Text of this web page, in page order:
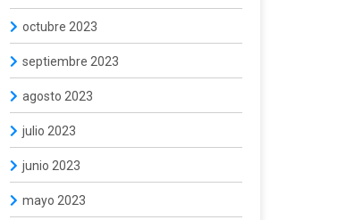
octubre 2023
septiembre 2023
agosto 2023
julio 2023
junio 2023
mayo 2023